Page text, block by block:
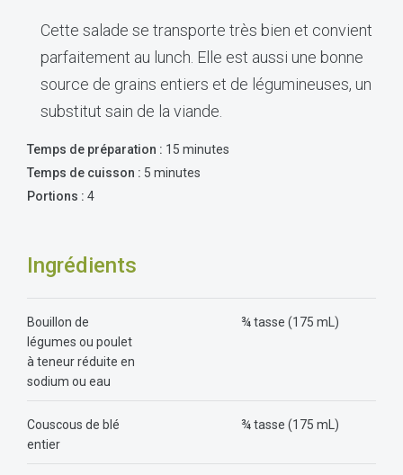
Cette salade se transporte très bien et convient
parfaitement au lunch. Elle est aussi une bonne
source de grains entiers et de légumineuses, un
substitut sain de la viande.
Temps de préparation : 15 minutes
Temps de cuisson : 5 minutes
Portions : 4
Ingrédients
Bouillon de
légumes ou poulet
à teneur réduite en
sodium ou eau
¾ tasse (175 mL)
Couscous de blé
entier
¾ tasse (175 mL)